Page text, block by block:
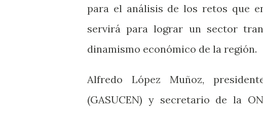
para el análisis de los retos que
servirá para lograr un sector
dinamismo económico de la región.
Alfredo López Muñoz,
(GASUCEN) y secretario de la